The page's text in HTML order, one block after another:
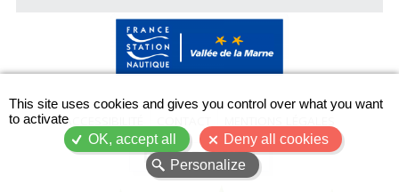
ACCESSIBILITÉ
PLAN DU SITE
This site uses cookies and gives you control over what you want
to activate
OK, accept all
Deny all cookies
Personalize